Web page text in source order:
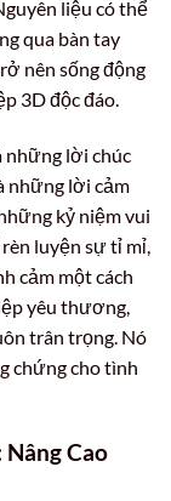
liệu có thể
qua bàn tay
nên sống động
3D độc đáo.
những lời chúc
những lời cảm
kỷ niệm vui
luyện sự tỉ mỉ,
cảm một cách
yêu thương,
trân trọng. Nó
chứng cho tình
Nâng Cao